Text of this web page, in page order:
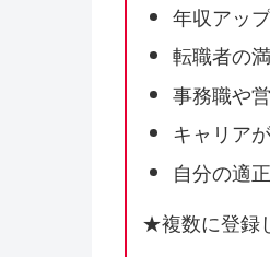
年収アッ
転職者の
事務職や
キャリア
自分の適
★複数に登録